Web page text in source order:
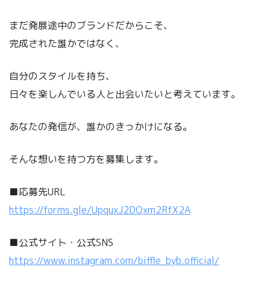
まだ発展途中のブランドだからこそ、
完成された誰かではなく、
自分のスタイルを持ち、
日々を楽しんでいる人と出会いたいと考えています。
あなたの発信が、誰かのきっかけになる。
そんな想いを持つ方を募集します。
■応募先URL
https://forms.gle/UpquxJ2DQxm2RfX2A
■公式サイト・公式SNS
https://www.instagram.com/biffle_byb.official/